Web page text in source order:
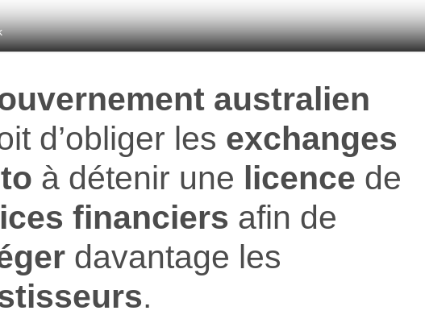
australien
d’obliger les exchanges
à détenir une licence de
financiers afin de
davantage les
.